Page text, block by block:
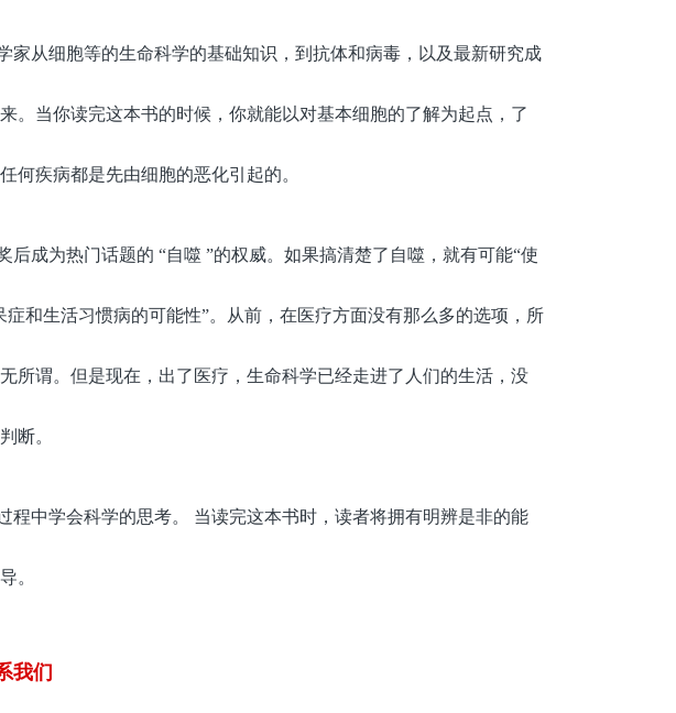
家从细胞等的生命科学的基础知识，到抗体和病毒，以及最新研究成
。当你读完这本书的时候，你就能以对基本细胞的了解为起点，了
何疾病都是先由细胞的恶化引起的。
后成为热门话题的 “自噬 ”的权威。如果搞清楚了自噬，就有可能“使
症和生活习惯病的可能性”。 从前，在医疗方面没有那么多的选项，所
所谓。但是现在，出了医疗，生命科学已经走进了人们的生活，没
断。
程中学会科学的思考。 当读完这本书时，读者将拥有明辨是非的能
。
我们